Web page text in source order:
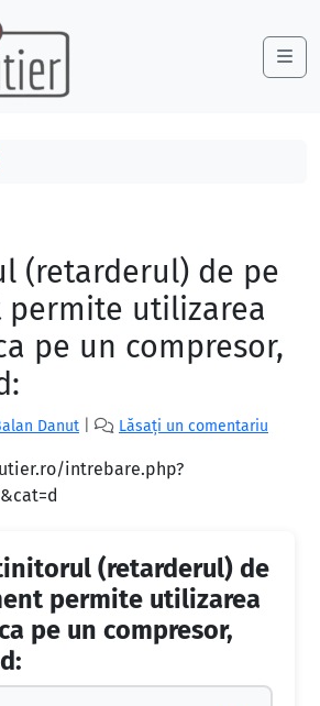
(retarderul) de pe
permite utilizarea
pe un compresor,
Danut Lăsați un comentariu
intrebare.php?
(retarderul) de
permite utilizarea
pe un compresor,